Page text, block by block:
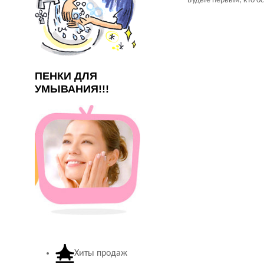
ПЕНКИ ДЛЯ
УМЫВАНИЯ!!!
Хиты продаж